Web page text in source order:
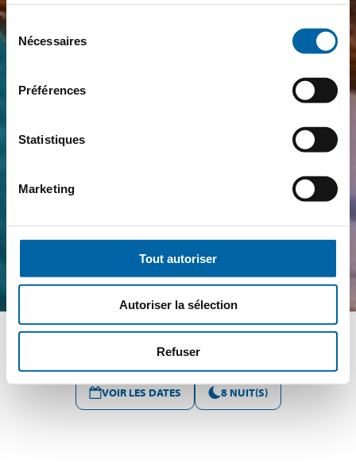
Sélection
Nécessaires
Préférences
Statistiques
Marketing
Tout autoriser
Autoriser la sélection
Refuser
VOIR LES DATES 8 NUIT(S)